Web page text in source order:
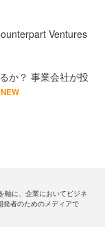
Ventures
か？ 事業会社が投
NEW
軸に、企業においてビジネ
発者のためのメディアで